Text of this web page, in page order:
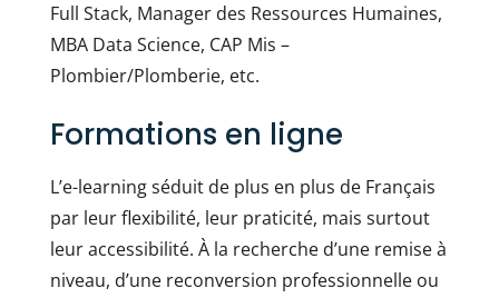
Full Stack, Manager des Ressources Humaines,
MBA Data Science, CAP Mis –
Plombier/Plomberie, etc.
Formations en ligne
L’e-learning séduit de plus en plus de Français
par leur flexibilité, leur praticité, mais surtout
leur accessibilité. À la recherche d’une remise à
niveau, d’une reconversion professionnelle ou